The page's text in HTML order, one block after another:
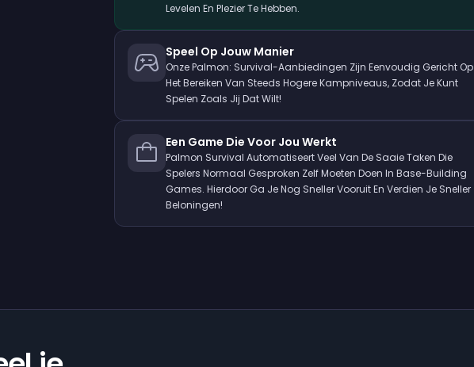
Levelen En Plezier Te Hebben.
Speel Op Jouw Manier
Onze Palmon: Survival-Aanbiedingen Zijn Eenvoudig Gericht Op
Het Bereiken Van Steeds Hogere Kampniveaus, Zodat Je Kunt
Spelen Zoals Jij Dat Wilt!
Een Game Die Voor Jou Werkt
Palmon Survival Automatiseert Veel Van De Saaie Taken Die
Spelers Normaal Gesproken Zelf Moeten Doen In Base-Building
Games. Hierdoor Ga Je Nog Sneller Vooruit En Verdien Je Sneller
Beloningen!